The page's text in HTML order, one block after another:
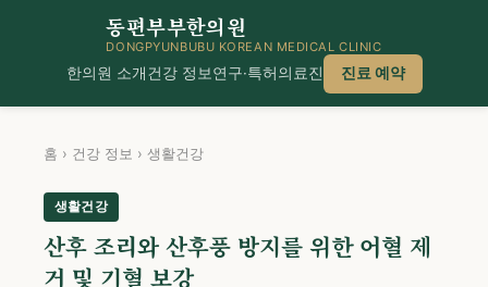
동편부부한의원
DONGPYUNBUBU KOREAN MEDICAL CLINIC
한의원 소개건강 정보연구·특허의료진 진료 예약
홈 › 건강 정보 › 생활건강
생활건강
산후 조리와 산후풍 방지를 위한 어혈 제
거 및 기혈 보강